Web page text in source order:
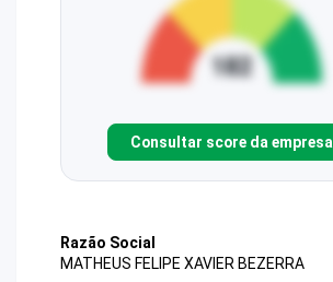
Consultar score da empresa
Razão Social
MATHEUS FELIPE XAVIER BEZERRA